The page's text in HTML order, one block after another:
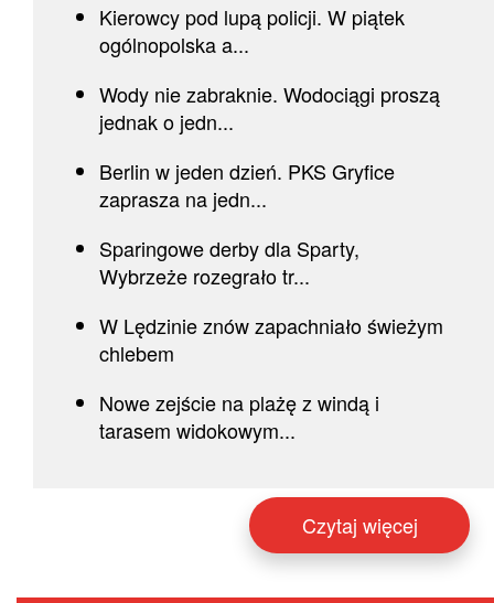
Kierowcy pod lupą policji. W piątek
ogólnopolska a...
Wody nie zabraknie. Wodociągi proszą
jednak o jedn...
Berlin w jeden dzień. PKS Gryfice
zaprasza na jedn...
Sparingowe derby dla Sparty,
Wybrzeże rozegrało tr...
W Lędzinie znów zapachniało świeżym
chlebem
Nowe zejście na plażę z windą i
tarasem widokowym...
Czytaj więcej